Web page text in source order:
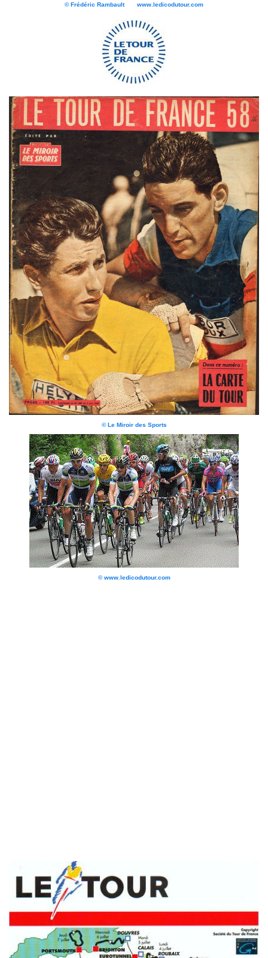
© Frédéric Rambault www.ledicodutour.com
© Le Miroir des Sports
© www.ledicodutour.com